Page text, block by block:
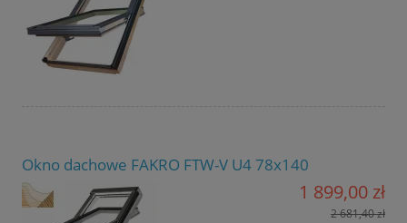
Okno dachowe FAKRO FTW-V U4 78x140
1 899,00 zł
2 681,40 zł